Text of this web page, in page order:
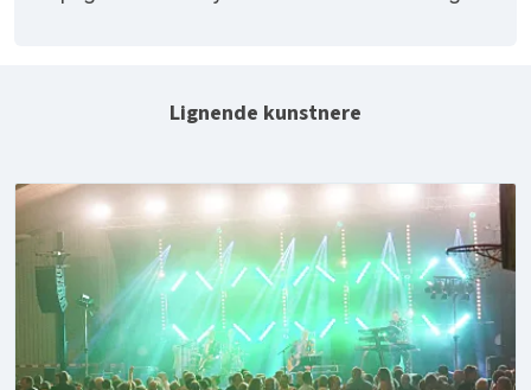
Lignende kunstnere